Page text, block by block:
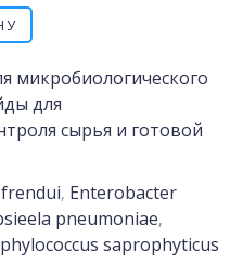
микробиологического
для
сырья и готовой
, Enterobacter
pneumoniae,
saprophyticus